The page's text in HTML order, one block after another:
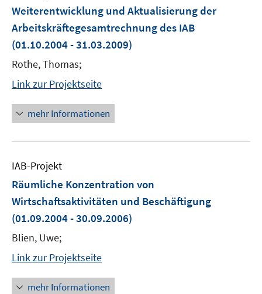
Weiterentwicklung und Aktualisierung der
Arbeitskräftegesamtrechnung des IAB
(01.10.2004 - 31.03.2009)
Rothe, Thomas;
Link zur Projektseite
mehr Informationen
IAB-Projekt
Räumliche Konzentration von
Wirtschaftsaktivitäten und Beschäftigung
(01.09.2004 - 30.09.2006)
Blien, Uwe;
Link zur Projektseite
mehr Informationen